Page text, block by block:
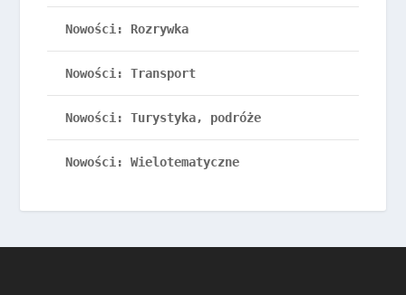
Nowości: Rozrywka
Nowości: Transport
Nowości: Turystyka, podróże
Nowości: Wielotematyczne